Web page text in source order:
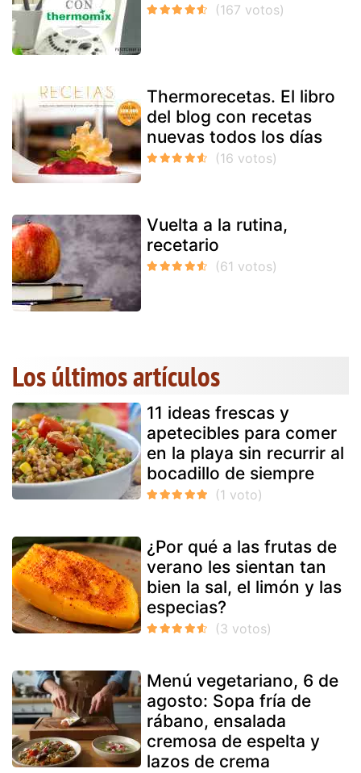
Thermorecetas. El libro
del blog con recetas
nuevas todos los días
Vuelta a la rutina,
recetario
Los últimos artículos
11 ideas frescas y
apetecibles para comer
en la playa sin recurrir al
bocadillo de siempre
¿Por qué a las frutas de
verano les sientan tan
bien la sal, el limón y las
especias?
Menú vegetariano, 6 de
agosto: Sopa fría de
rábano, ensalada
cremosa de espelta y
lazos de crema